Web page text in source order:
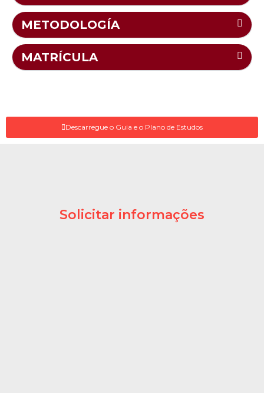
METODOLOGÍA
MATRÍCULA
Descarregue o Guia e o Plano de Estudos
Solicitar informações